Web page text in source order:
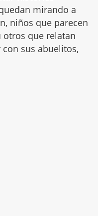
mirando a
niños que parecen
otros que relatan
sus abuelitos,